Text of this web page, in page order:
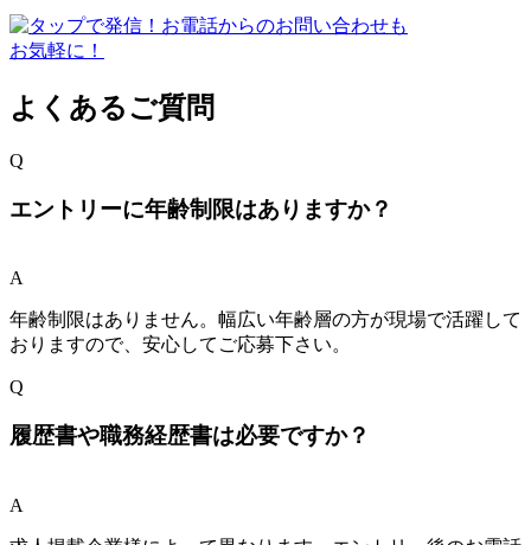
よくあるご質問
Q
エントリーに年齢制限はありますか？
A
年齢制限はありません。幅広い年齢層の方が現場で活躍して
おりますので、安心してご応募下さい。
Q
履歴書や職務経歴書は必要ですか？
A